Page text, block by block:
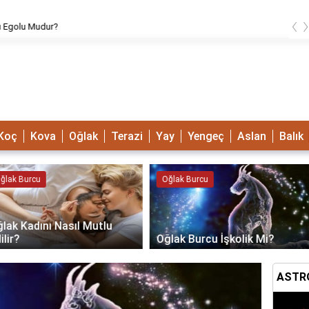
Kime Aşık Olur? ‹ ›
Kova Oğlak Terazi Yay Yengeç Aslan Balık
Oğlak Burcu
Burcu İşkolik Mi?
Kova Burcu
Kova Burcu Soğuk Mudur?